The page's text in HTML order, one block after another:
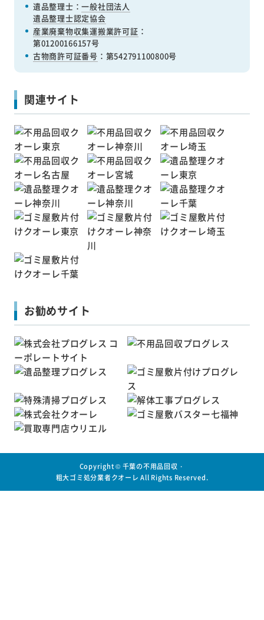
遺品整理士：一般社団法人
遺品整理士認定協会
産業廃棄物収集運搬業許可証 ：
第01200166157号
古物商許可証番号 ：第542791100800号
関連サイト
お勧めサイト
Copyright © 千葉の不用品回収・
粗大ゴミ処分業者クオーレ All Rights Reserved.